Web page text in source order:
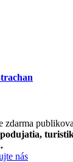
zdarma
nás